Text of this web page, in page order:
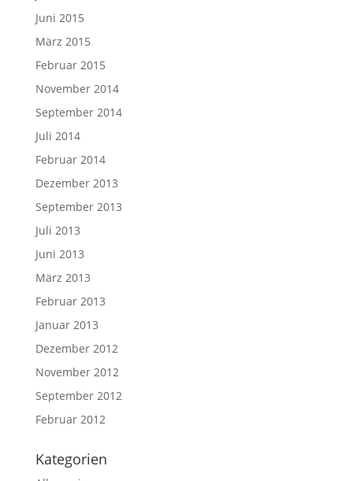
Juni 2015
März 2015
Februar 2015
November 2014
September 2014
Juli 2014
Februar 2014
Dezember 2013
September 2013
Juli 2013
Juni 2013
März 2013
Februar 2013
Januar 2013
Dezember 2012
November 2012
September 2012
Februar 2012
Kategorien